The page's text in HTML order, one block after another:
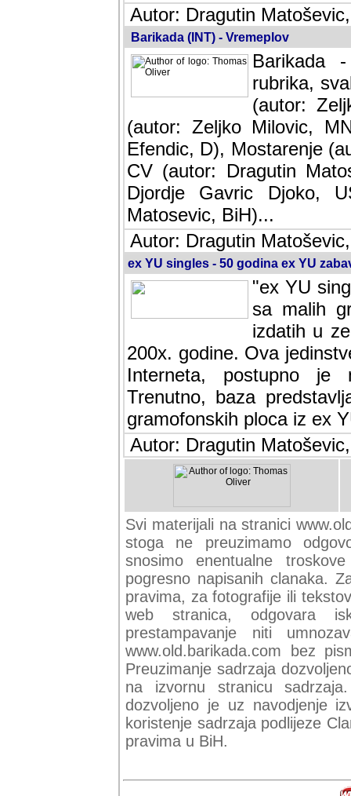
Autor: Dragutin
Barikada (INT) - Vremeplov
Barikada
rubrika,
(autor:
(autor: Zeljko Milovic,
Efendic, D), Mostarenje
CV (autor: Dragutin
Djordje Gavric Djoko,
Matosevic, BiH)...
Autor: Dragutin
ex YU singles - 50 godina ex YU
"ex YU
sa malih
izdatih u
200x. godine. Ova
Interneta, postupno je
baza predstavlja
ploca iz ex YU.
Autor: Dragutin
Svi materijali na stranici
stoga ne preuzimamo
snosimo enentualne
pogresno napisanih clanaka.
pravima, za fotografije ili
web stranica, odgovara
prestampavanje niti
www.old.barikada.com bez
Preuzimanje sadrzaja
na izvornu stranicu
dozvoljeno je uz navodjenje
koristenje sadrzaja podlijeze
pravima u BiH.